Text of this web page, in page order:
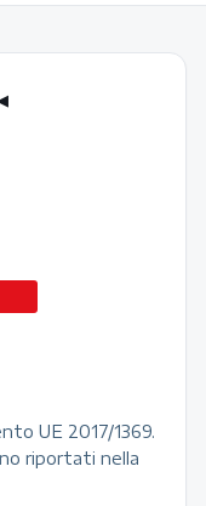
UE 2017/1369.
riportati nella